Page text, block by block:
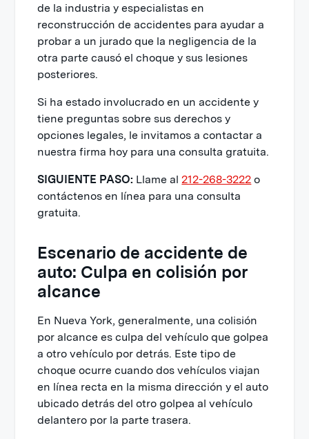
de la industria y especialistas en
reconstrucción de accidentes para ayudar a
probar a un jurado que la negligencia de la
otra parte causó el choque y sus lesiones
posteriores.
Si ha estado involucrado en un accidente y
tiene preguntas sobre sus derechos y
opciones legales, le invitamos a contactar a
nuestra firma hoy para una consulta gratuita.
SIGUIENTE PASO: Llame al212-268-3222 o
contáctenos en línea para una consulta
gratuita.
Escenario de accidente de
auto: Culpa en colisión por
alcance
En Nueva York, generalmente, una colisión
por alcance es culpa del vehículo que golpea
a otro vehículo por detrás. Este tipo de
choque ocurre cuando dos vehículos viajan
en línea recta en la misma dirección y el auto
ubicado detrás del otro golpea al vehículo
delantero por la parte trasera.